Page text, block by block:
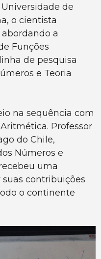
de
o cientista
a
Funções
de pesquisa
e Teoria
na sequência com
Professor
do Chile,
Números e
uma
contribuições
o continente